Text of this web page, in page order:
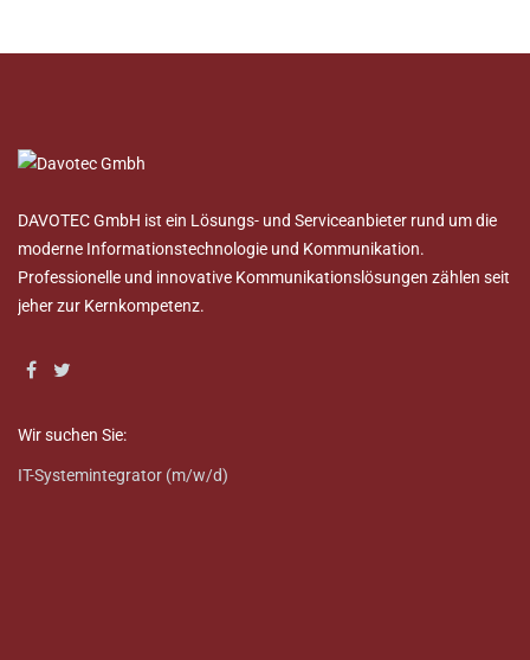
DAVOTEC GmbH ist ein Lösungs- und Serviceanbieter rund um die
moderne Informationstechnologie und Kommunikation.
Professionelle und innovative Kommunikationslösungen zählen seit
jeher zur Kernkompetenz.
Wir suchen Sie:
IT-Systemintegrator (m/w/d)